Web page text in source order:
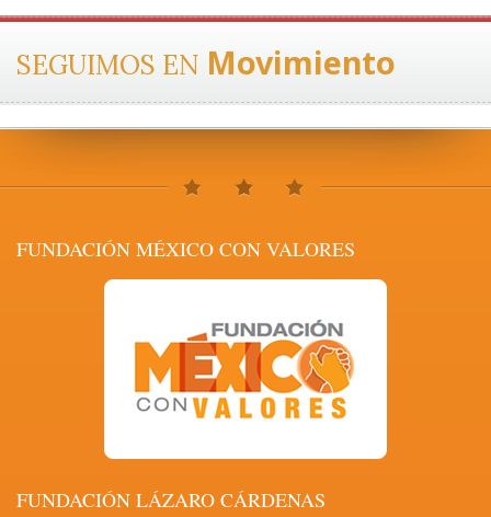
SEGUIMOS EN Movimiento
FUNDACIÓN MÉXICO CON VALORES
FUNDACIÓN LÁZARO CÁRDENAS